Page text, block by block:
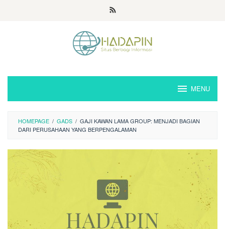
MENU
HOMEPAGE / GADS / GAJI KAWAN LAMA GROUP: MENJADI BAGIAN
DARI PERUSAHAAN YANG BERPENGALAMAN